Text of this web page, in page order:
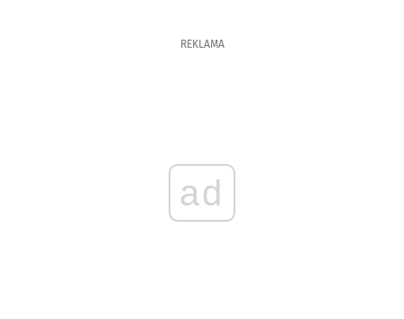
REKLAMA
ad